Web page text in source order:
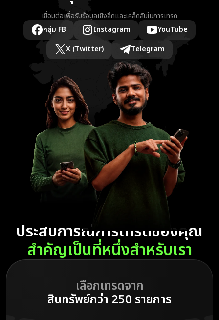
เชื่อมต่อเพื่อรับข้อมูลเชิงลึกและเคล็ดลับในการเทรด
กลุ่ม FB
Instagram
YouTube
X (Twitter)
Telegram
ประสบการณ์การเทรดของคุณ
สำคัญเป็นที่หนึ่งสำหรับเรา
เลือกเทรดจาก
สินทรัพย์กว่า 250 รายการ